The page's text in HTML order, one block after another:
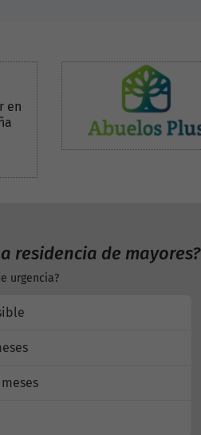
en
residencia de mayores?
urgencia?